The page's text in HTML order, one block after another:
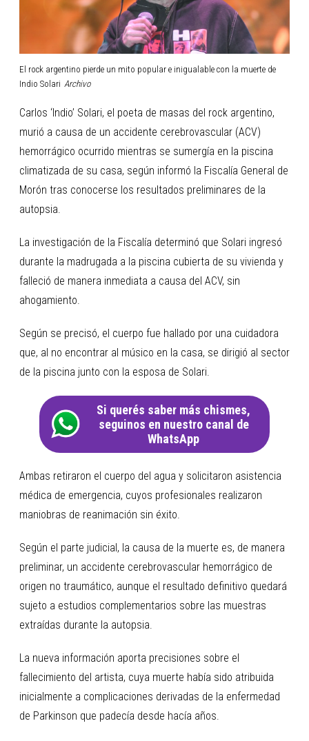
El rock argentino pierde un mito popular e inigualable con la muerte de
Indio Solari Archivo
Carlos ‘Indio’ Solari, el poeta de masas del rock argentino,
murió a causa de un accidente cerebrovascular (ACV)
hemorrágico ocurrido mientras se sumergía en la piscina
climatizada de su casa, según informó la Fiscalía General de
Morón tras conocerse los resultados preliminares de la
autopsia.
La investigación de la Fiscalía determinó que Solari ingresó
durante la madrugada a la piscina cubierta de su vivienda y
falleció de manera inmediata a causa del ACV, sin
ahogamiento.
Según se precisó, el cuerpo fue hallado por una cuidadora
que, al no encontrar al músico en la casa, se dirigió al sector
de la piscina junto con la esposa de Solari.
Si querés saber más chismes,
seguinos en nuestro canal de
WhatsApp
Ambas retiraron el cuerpo del agua y solicitaron asistencia
médica de emergencia, cuyos profesionales realizaron
maniobras de reanimación sin éxito.
Según el parte judicial, la causa de la muerte es, de manera
preliminar, un accidente cerebrovascular hemorrágico de
origen no traumático, aunque el resultado definitivo quedará
sujeto a estudios complementarios sobre las muestras
extraídas durante la autopsia.
La nueva información aporta precisiones sobre el
fallecimiento del artista, cuya muerte había sido atribuida
inicialmente a complicaciones derivadas de la enfermedad
de Parkinson que padecía desde hacía años.